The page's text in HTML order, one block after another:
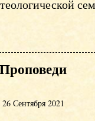
теологической
Проповеди
26 Сентября 2021